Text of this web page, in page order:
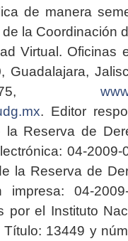
de manera
la Coordinación
Virtual. Oficinas
Guadalajara,
. Editor
la Reserva de
04-2009-
la Reserva de
04-2009-
por el Instituto
13449 y